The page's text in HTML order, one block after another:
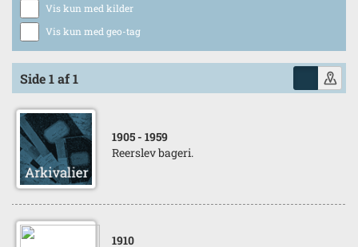
Vis kun med kilder
Vis kun med geo-tag
Side 1 af 1
1905 - 1959
Reerslev bageri.
1910